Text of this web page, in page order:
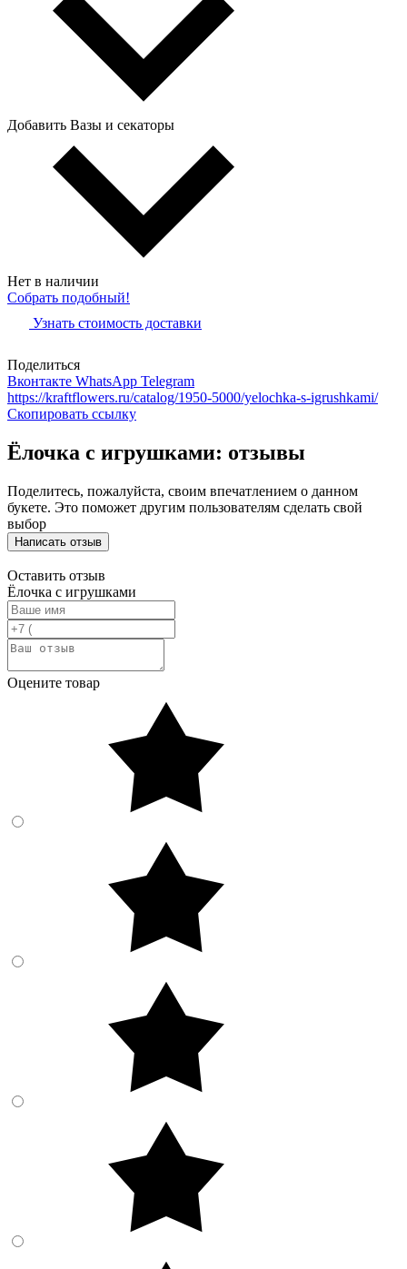
Добавить Вазы и секаторы
Нет в наличии
Собрать подобный!
Узнать стоимость доставки
Поделиться
Вконтакте WhatsApp Telegram
https://kraftflowers.ru/catalog/1950-5000/yelochka-s-igrushkami/
Скопировать ссылку
Ёлочка с игрушками: отзывы
Поделитесь, пожалуйста, своим впечатлением о данном
букете. Это поможет другим пользователям сделать свой
выбор
Написать отзыв
Оставить отзыв
Ёлочка с игрушками
Оцените товар